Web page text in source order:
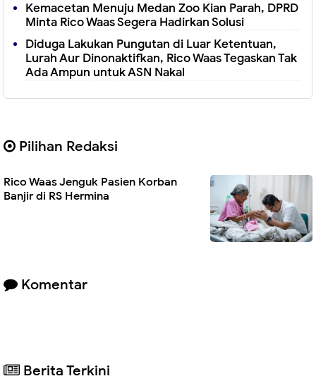
Kemacetan Menuju Medan Zoo Kian Parah, DPRD
Minta Rico Waas Segera Hadirkan Solusi
Diduga Lakukan Pungutan di Luar Ketentuan,
Lurah Aur Dinonaktifkan, Rico Waas Tegaskan Tak
Ada Ampun untuk ASN Nakal
Pilihan Redaksi
Rico Waas Jenguk Pasien Korban
Banjir di RS Hermina
Komentar
Berita Terkini